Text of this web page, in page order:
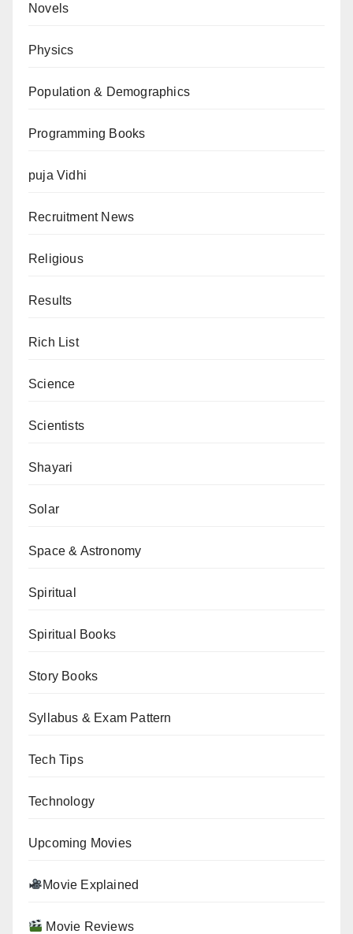
Novels
Physics
Population & Demographics
Programming Books
puja Vidhi
Recruitment News
Religious
Results
Rich List
Science
Scientists
Shayari
Solar
Space & Astronomy
Spiritual
Spiritual Books
Story Books
Syllabus & Exam Pattern
Tech Tips
Technology
Upcoming Movies
Movie Explained
Movie Reviews